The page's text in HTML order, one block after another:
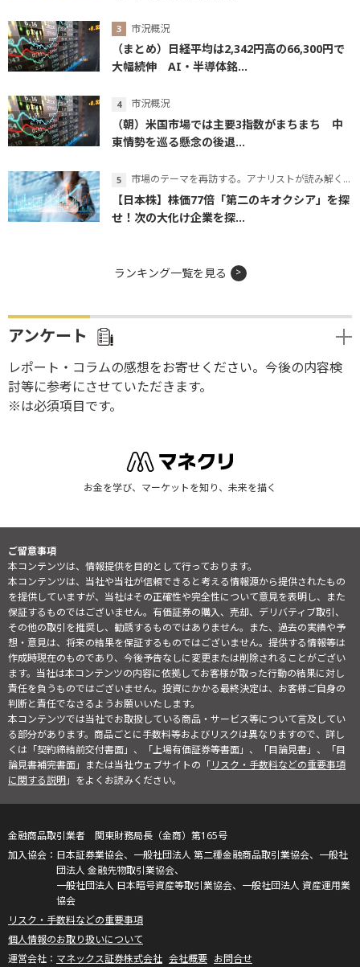
市況概況
（まとめ）日経平均は2,342円高の66,300円で
大幅続伸 AI・半導体銘...
市況概況
（朝）米国市場では主要3指数がまちまち 中
東情勢を巡る懸念の後退...
市場のテーマを再訪する。アナリストが読み解くテーマの本質
【日本株】株価77倍「第二のキオクシア」を探
せ！次の大化け企業を探...
ランキング一覧を見る
アンケート
レポート・コラムの感想をお寄せください。今後の内容検
討等に参考にさせていただきます。
※は必須項目です。
お金を学び、マーケットを知り、未来を描く
ご留意事項
本コンテンツは、情報提供を目的として行っております。
本コンテンツは、当社や当社が信頼できると考える情報源から提供されたもの
を提供していますが、当社はその正確性や完全性について意見を表明し、また
保証するものではございません。有価証券の購入、売却、デリバティブ取引、
その他の取引を推奨し、勧誘するものではありません。また、過去の実績や予
想・意見は、将来の結果を保証するものではございません。提供する情報等は
作成時現在のものであり、今後予告なしに変更または削除されることがござい
ます。当社は本コンテンツの内容に依拠してお客様が取った行動の結果に対し
責任を負うものではございません。投資にかかる最終決定は、お客様ご自身の
判断と責任でなさるようお願いいたします。
本コンテンツでは当社でお取扱している商品・サービス等について言及してい
る部分があります。商品ごとに手数料等およびリスクは異なりますので、詳し
くは「契約締結前交付書面」、「上場有価証券等書面」、「目論見書」、「目
論見書補完書面」または当社ウェブサイトの「リスク・手数料などの重要事項
に関する説明」をよくお読みください。
金融商品取引業者 関東財務局長（金商）第165号
日本証券業協会、一般社団法人 第二種金融商品取引業協会、一般社
団法人 金融先物取引業協会、
一般社団法人 日本暗号資産等取引業協会、一般社団法人 資産運用業
協会
リスク・手数料などの重要事項
個人情報のお取り扱いについて
マネックス証券株式会社 会社概要 お問合せ